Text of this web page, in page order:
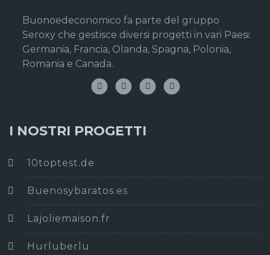
Buonoedeconomico fa parte del gruppo
Seroxy che gestisce diversi progetti in vari Paesi:
Germania, Francia, Olanda, Spagna, Polonia,
Romania e Canada.
I NOSTRI PROGETTI
10toptest.de
Buenosybaratos.es
Lajoliemaison.fr
Hurluberlu